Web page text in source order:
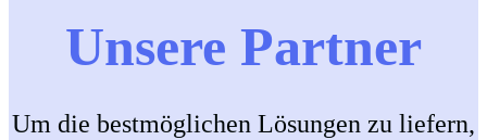
Unsere Partner
Um die bestmöglichen Lösungen zu liefern,